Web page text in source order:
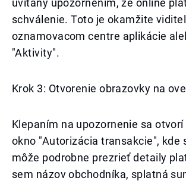
uvítaný upozornením, že online
schválenie. Toto je okamžite
oznamovacom centre aplikácie
"Aktivity".
Krok 3: Otvorenie obrazovky na
Klepaním na upozornenie sa
okno "Autorizácia transakcie", kde
môže podrobne prezrieť detaily
sem názov obchodníka, splatná